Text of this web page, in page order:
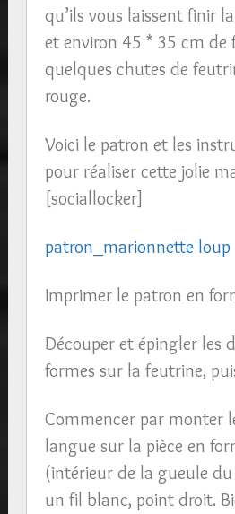
qu’ils vous laissent finir
et environ 45 * 35 cm de
quelques chutes de
rouge.
Voici le patron et les
pour réaliser cette jolie
[sociallocker]
patron_marionnette loup
Imprimer le patron en
Découper et épingler les
formes sur la feutrine,
Commencer par monter
langue sur la pièce en
(intérieur de la gueule
un fil blanc, point droit.